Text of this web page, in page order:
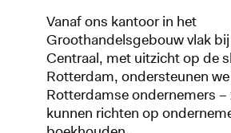
Vanaf ons kantoor in het
Groothandelsgebouw vlak
Centraal, met uitzicht op de
Rotterdam, ondersteunen
Rotterdamse ondernemers –
kunnen richten op